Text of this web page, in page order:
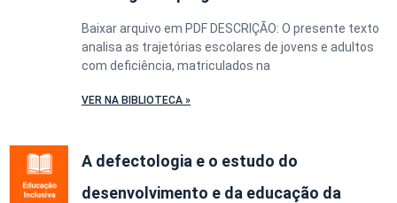
Baixar arquivo em PDF DESCRIÇÃO: O presente texto
analisa as trajetórias escolares de jovens e adultos
com deficiência, matriculados na
VER NA BIBLIOTECA »
A defectologia e o estudo do
desenvolvimento e da educação da